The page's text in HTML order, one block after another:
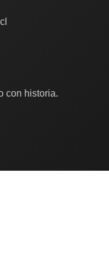
con historia.